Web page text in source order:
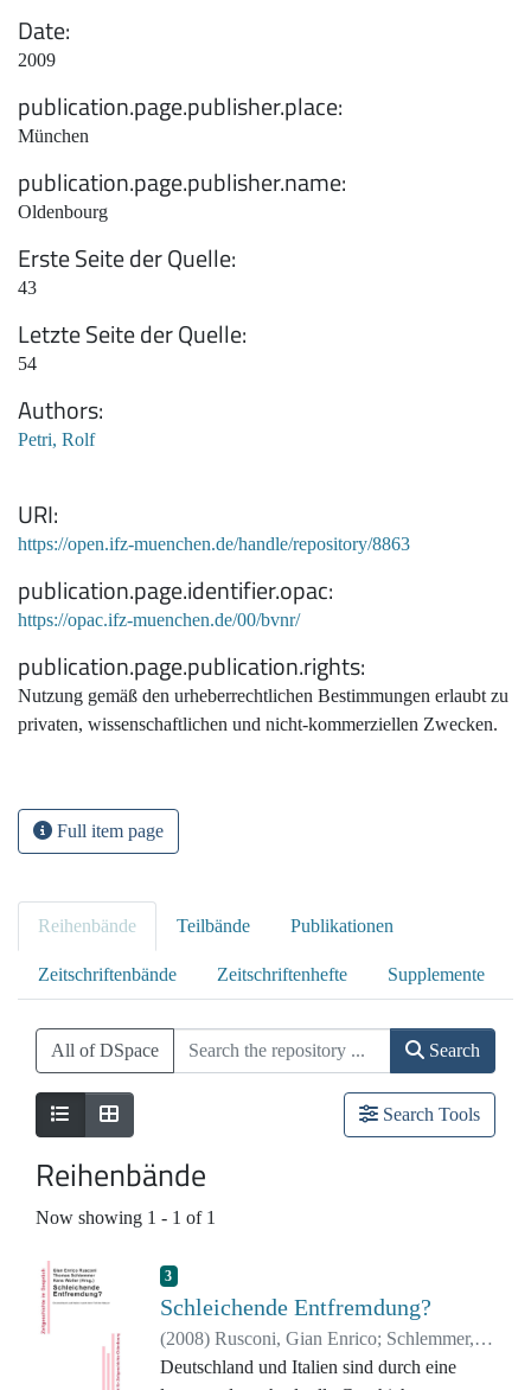
Date
2009
publication.page.publisher.place
München
publication.page.publisher.name
Oldenbourg
Erste Seite der Quelle
43
Letzte Seite der Quelle
54
Authors
Petri, Rolf
URI
https://open.ifz-muenchen.de/handle/repository/8863
publication.page.identifier.opac
https://opac.ifz-muenchen.de/00/bvnr/
publication.page.publication.rights
Nutzung gemäß den urheberrechtlichen Bestimmungen erlaubt zu
privaten, wissenschaftlichen und nicht-kommerziellen Zwecken.
Full item page
Reihenbände Teilbände Publikationen
Zeitschriftenbände Zeitschriftenhefte Supplemente
All of DSpace Search
Search Tools
Reihenbände
Now showing 1 - 1 of 1
3
Schleichende Entfremdung?
(2008) Rusconi, Gian Enrico; Schlemmer,
Thomas;Woller, Hans
Deutschland und Italien sind durch eine